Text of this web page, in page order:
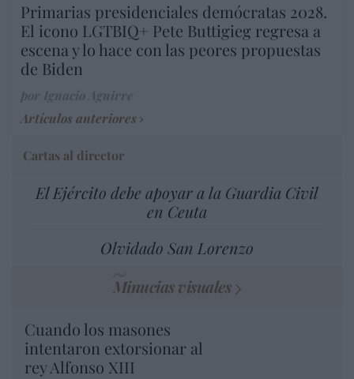
Primarias presidenciales demócratas 2028.
El icono LGTBIQ+ Pete Buttigieg regresa a
escena y lo hace con las peores propuestas
de Biden
Artículos anteriores
Cartas al director
El Ejército debe apoyar a la Guardia Civil
en Ceuta
Olvidado San Lorenzo
Minucias visuales
Cuando los masones
intentaron extorsionar al
rey Alfonso XIII